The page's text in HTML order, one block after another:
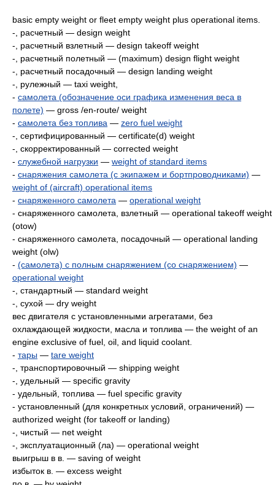
basic empty weight or fleet empty weight plus operational items.
-, расчетный — design weight
-, расчетный взлетный — design takeoff weight
-, расчетный полетный — (maximum) design flight weight
-, расчетный посадочный — design landing weight
-, рулежный — taxi weight,
- самолета (обозначение оси графика изменения веса в
полете) — gross /en-route/ weight
- самолета без топлива — zero fuel weight
-, сертифицированный — certificate(d) weight
-, скорректированный — corrected weight
- служебной нагрузки — weight of standard items
- снаряжения самолета (с экипажем и бортпроводниками) —
weight of (aircraft) operational items
- снаряженного самолета — operational weight
- снаряженного самолета, взлетный — operational takeoff weight
(otow)
- снаряженного самолета, посадочный — operational landing
weight (olw)
- (самолета) с полным снаряжением (со снаряжением) —
operational weight
-, стандартный — standard weight
-, сухой — dry weight
вес двигателя с установленными агрегатами, без
охлаждающей жидкости, масла и топлива — the weight of an
engine exclusive of fuel, oil, and liquid coolant.
- тары — tare weight
-, транспортировочный — shipping weight
-, удельный — specific gravity
- удельный, топлива — fuel specific gravity
- установленный (для конкретных условий, ограничений) —
authorized weight (for takeoff or landing)
-, чистый — net weight
-, эксплуатационный (ла) — operational weight
выигрыш в в. — saving of weight
избыток в. — excess weight